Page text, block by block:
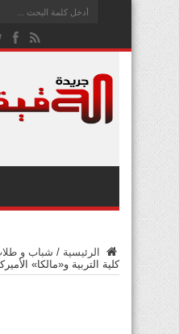
الرئيسية / شباب و
كلية التربية و«مالكا»